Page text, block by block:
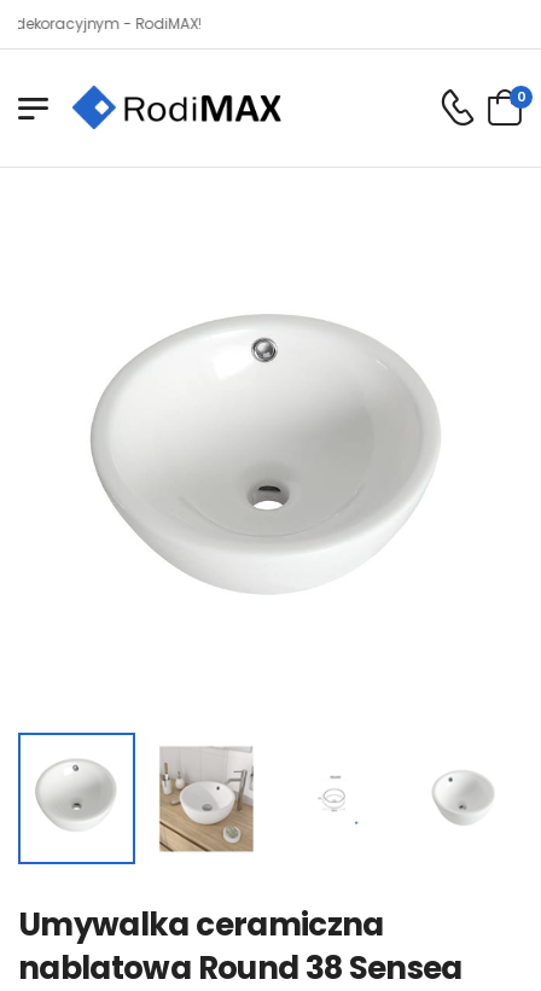
- RodiMAX!
0
Umywalka ceramiczna
nablatowa Round 38 Sensea